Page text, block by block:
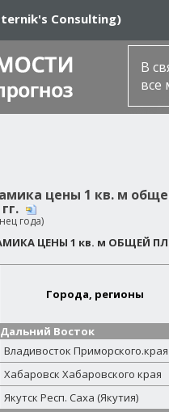
Consulting)
В
все
цены 1 кв. м
года)
ЦЕНЫ 1 кв. м ОБЩЕЙ
Города, регионы
Дальний Восток
Владивосток Приморского.края
Хабаровск Хабаровского края
Якутск Респ. Саха (Якутия)